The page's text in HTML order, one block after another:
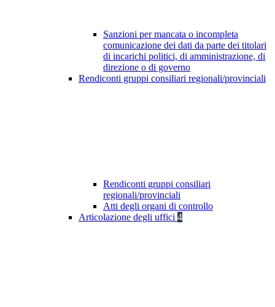
Sanzioni per mancata o incompleta
comunicazione dei dati da parte dei titolari
di incarichi politici, di amministrazione, di
direzione o di governo
Rendiconti gruppi consiliari regionali/provinciali
Rendiconti gruppi consiliari
regionali/provinciali
Atti degli organi di controllo
Articolazione degli uffici 4